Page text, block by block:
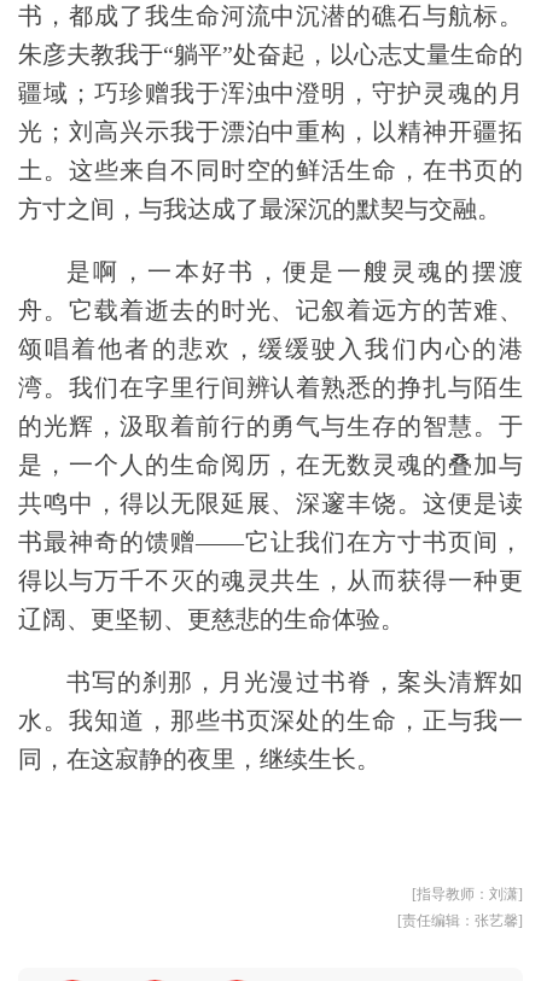
书，都成了我生命河流中沉潜的礁石与航标。
朱彦夫教我于“躺平”处奋起，以心志丈量生命的
疆域；巧珍赠我于浑浊中澄明，守护灵魂的月
光；刘高兴示我于漂泊中重构，以精神开疆拓
土。这些来自不同时空的鲜活生命，在书页的
方寸之间，与我达成了最深沉的默契与交融。
是啊，一本好书，便是一艘灵魂的摆渡
舟。它载着逝去的时光、记叙着远方的苦难、
颂唱着他者的悲欢，缓缓驶入我们内心的港
湾。我们在字里行间辨认着熟悉的挣扎与陌生
的光辉，汲取着前行的勇气与生存的智慧。于
是，一个人的生命阅历，在无数灵魂的叠加与
共鸣中，得以无限延展、深邃丰饶。这便是读
书最神奇的馈赠——它让我们在方寸书页间，
得以与万千不灭的魂灵共生，从而获得一种更
辽阔、更坚韧、更慈悲的生命体验。
书写的刹那，月光漫过书脊，案头清辉如
水。我知道，那些书页深处的生命，正与我一
同，在这寂静的夜里，继续生长。
[指导教师：刘潇]
[责任编辑：张艺馨]